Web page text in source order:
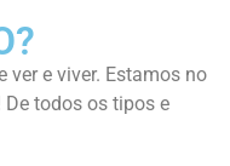
ver e viver. Estamos no
todos os tipos e